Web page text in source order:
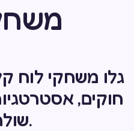
גלו משחקי לוח
חוקים,
שולחנות.